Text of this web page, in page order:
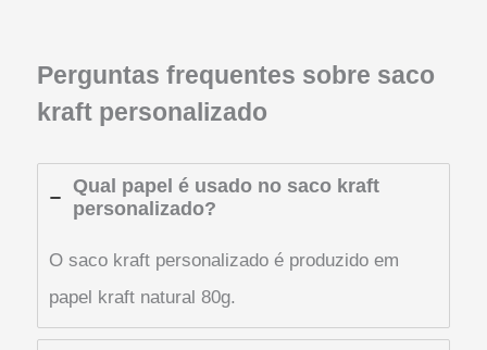
Perguntas frequentes sobre saco
kraft personalizado
Qual papel é usado no saco kraft
personalizado?
O saco kraft personalizado é produzido em
papel kraft natural 80g.